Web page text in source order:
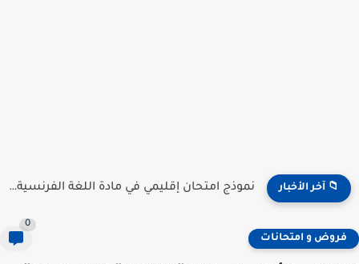
📁 آخر الأخبار نموذج امتحان إقليمي في مادة اللغة الفرنسية للمستوى السادس...
فروض و امتحانات
0